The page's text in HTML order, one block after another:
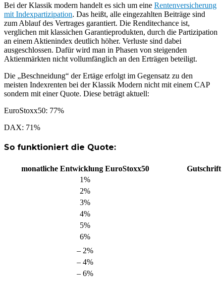
Bei der Klassik modern handelt es sich um eine Rentenversicherung
mit Indexpartizipation. Das heißt, alle eingezahlten Beiträge sind
zum Ablauf des Vertrages garantiert. Die Renditechance ist,
verglichen mit klassichen Garantieprodukten, durch die Partizipation
an einem Aktienindex deutlich höher. Verluste sind dabei
ausgeschlossen. Dafür wird man in Phasen von steigenden
Aktienmärkten nicht vollumfänglich an den Erträgen beteiligt.
Die „Beschneidung“ der Ertäge erfolgt im Gegensatz zu den
meisten Indexrenten bei der Klassik Modern nicht mit einem CAP
sondern mit einer Quote. Diese beträgt aktuell:
EuroStoxx50: 77%
DAX: 71%
So funktioniert die Quote:
monatliche Entwicklung EuroStoxx50
1%
2%
3%
4%
5%
6%
– 2%
– 4%
– 6%